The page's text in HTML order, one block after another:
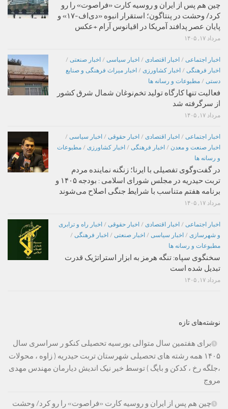
چین هم پس از ایران و روسیه کارت «فراصوت» را رو
کرد/ وحشت در پنتاگون؛ استقرار انبوه «دی‌اف‑۱۷» و
پایان عصر پدافند آمریکا در اقیانوس آرام +عکس
مرداد ۱۷, ۱۴۰۵
اخبار اجتماعی / اخبار اقتصادی / اخبار سیاسی / اخبار صنعتی /
اخبار فرهنگی / اخبار کشاورزی / اخبار میراث فرهنگی و صنایع
دستی / مطبوعات و رسانه ها
فعالیت تنها کارگاه تولید تخم‌نوغان شمال شرق کشور
از سرگرفته شد
مرداد ۱۷, ۱۴۰۵
اخبار اجتماعی / اخبار اقتصادی / اخبار حقوقی / اخبار سیاسی /
اخبار صنعت و معدن / اخبار فرهنگی / اخبار کشاورزی / مطبوعات
و رسانه ها
در گفت‌وگوی تفصیلی با ایرنا؛ زنگنه نماینده مردم
تربت حیدریه در مجلس شورای اسلامی : بودجه ۱۴۰۵ و
برنامه هفتم متناسب با شرایط جنگی اصلاح می‌شوند
مرداد ۱۷, ۱۴۰۵
اخبار اجتماعی / اخبار اقتصادی / اخبار حقوقی / اخبار راه و ترابری
و شهرسازی / اخبار سیاسی / اخبار صنعتی / اخبار فرهنگی /
مطبوعات و رسانه ها
سخنگوی سپاه: تنگه هرمز به ابزار استراتژیک قدرت
تبدیل شده است
مرداد ۱۷, ۱۴۰۵
نوشته‌های تازه
برای هفتمین سال متوالی بورسیه تحصیلی کنکو ر سراسری سال
۱۴۰۵ همه رشته های تحصیلی شهرستان تربت حیدریه ( زاوه ، محولات
،جلگه رخ ، کدکن و بایگ ) توسط خیر نیک اندیش دیارمان مهندس مهدی
مروج
چین هم پس از ایران و روسیه کارت «فراصوت» را رو کرد/ وحشت